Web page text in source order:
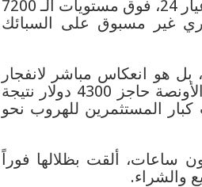
في الوقت نفسه، حلق العيار النقي والفاخر، عيار 24، فوق مستويات الـ 7200
غير مسبوق على السبائك
هو انعكاس مباشر لانفجار
سعري في البورصات العالمية، حيث تخطت الأونصة حاجز 4300 دولار نتيجة
المستثمرين للهروب نحو
تجاوزت 2.5% في غضون ساعات، ألقت بظلالها فوراً
والشراء.